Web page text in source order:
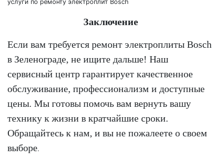
Заключение
Если вам требуется ремонт электроплиты Bosch
в Зеленограде, не ищите дальше! Наш
сервисный центр гарантирует качественное
обслуживание, профессионализм и доступные
цены. Мы готовы помочь вам вернуть вашу
технику к жизни в кратчайшие сроки.
Обращайтесь к нам, и вы не пожалеете о своем
выборе.